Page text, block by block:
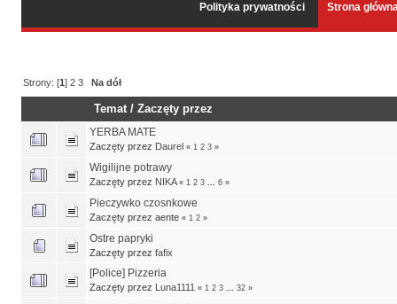
Polityka prywatności Strona
Strony: [1]2 3 Na dół
Temat /Zaczęty przez
YERBA MATE
Zaczęty przez Daurel « 1 2 3 »
Wigilijne potrawy
Zaczęty przez NIKA « 1 2 3 6 »
Pieczywko czosnkowe
Zaczęty przez aente « 1 2 »
Ostre papryki
Zaczęty przez fafix
[Police] Pizzeria
Zaczęty przez Luna1111 « 1 2 3 32 »